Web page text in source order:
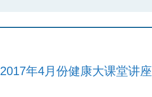
2017年4月份健康大课堂讲座